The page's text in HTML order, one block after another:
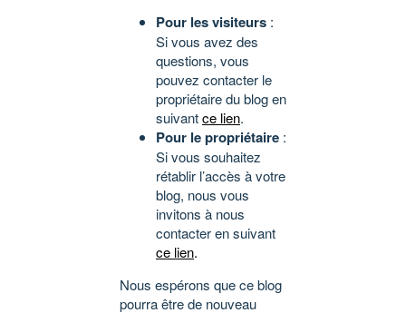
Pour les visiteurs :
Si vous avez des
questions, vous
pouvez contacter le
propriétaire du blog en
suivantce lien.
Pour le propriétaire :
Si vous souhaitez
rétablir l’accès à votre
blog, nous vous
invitons à nous
contacter en suivant
ce lien.
Nous espérons que ce blog
pourra être de nouveau